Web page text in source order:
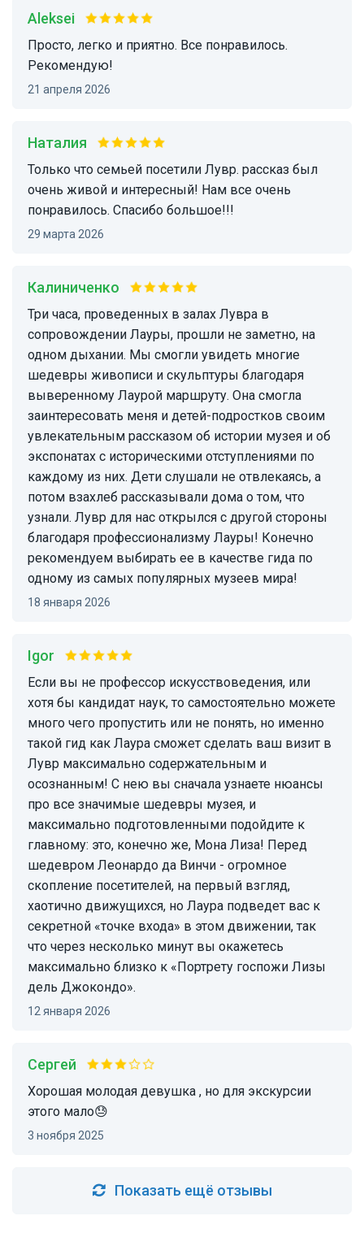
Aleksei
Просто, легко и приятно. Все понравилось.
Рекомендую!
21 апреля 2026
Наталия
Только что семьей посетили Лувр. рассказ был
очень живой и интересный! Нам все очень
понравилось. Спасибо большое!!!
29 марта 2026
Калиниченко
Три часа, проведенных в залах Лувра в
сопровождении Лауры, прошли не заметно, на
одном дыхании. Мы смогли увидеть многие
шедевры живописи и скульптуры благодаря
выверенному Лаурой маршруту. Она смогла
заинтересовать меня и детей-подростков своим
увлекательным рассказом об истории музея и об
экспонатах с историческими отступлениями по
каждому из них. Дети слушали не отвлекаясь, а
потом взахлеб рассказывали дома о том, что
узнали. Лувр для нас открылся с другой стороны
благодаря профессионализму Лауры! Конечно
рекомендуем выбирать ее в качестве гида по
одному из самых популярных музеев мира!
18 января 2026
Igor
Если вы не профессор искусствоведения, или
хотя бы кандидат наук, то самостоятельно можете
много чего пропустить или не понять, но именно
такой гид как Лаура сможет сделать ваш визит в
Лувр максимально содержательным и
осознанным! С нею вы сначала узнаете нюансы
про все значимые шедевры музея, и
максимально подготовленными подойдите к
главному: это, конечно же, Мона Лиза! Перед
шедевром Леонардо да Винчи - огромное
скопление посетителей, на первый взгляд,
хаотично движущихся, но Лаура подведет вас к
секретной «точке входа» в этом движении, так
что через несколько минут вы окажетесь
максимально близко к «Портрету госпожи Лизы
дель Джокондо».
12 января 2026
Сергей
Хорошая молодая девушка , но для экскурсии
этого мало😓
3 ноября 2025
Показать ещё отзывы